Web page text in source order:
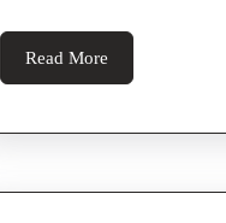
Read More